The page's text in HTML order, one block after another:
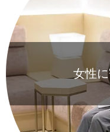
女性